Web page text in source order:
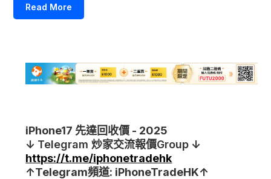
Read More
iPhone17 先達回收價 - 2025
↓ Telegram 炒家交流報價Group ↓
https://t.me/iphonetradehk
↑Telegram頻道: iPhoneTradeHK↑